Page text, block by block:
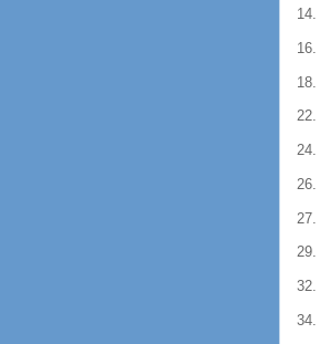
14.
16.
18.
22.
24.
26.
27.
29.
32.
34.